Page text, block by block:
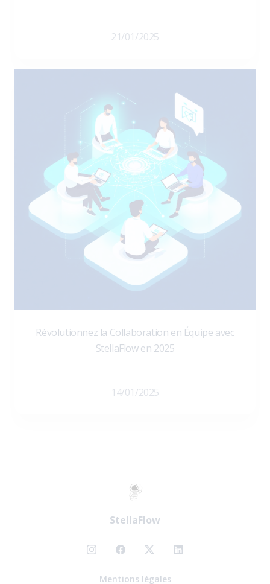
21/01/2025
Révolutionnez la Collaboration en Équipe avec
StellaFlow en 2025
14/01/2025
StellaFlow
Mentions légales